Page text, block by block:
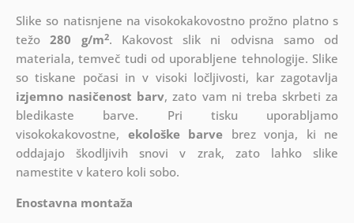
Slike so natisnjene na visokokakovostno prožno platno s
težo280 g/m2. Kakovost slik ni odvisna samo od
materiala, temveč tudi od uporabljene tehnologije. Slike
so tiskane počasi in v visoki ločljivosti, kar zagotavlja
izjemno nasičenost barv, zato vam ni treba skrbeti za
bledikaste barve. Pri tisku uporabljamo
visokokakovostne, ekološke barve brez vonja, ki ne
oddajajo škodljivih snovi v zrak, zato lahko slike
namestite v katero koli sobo.
Enostavna montaža